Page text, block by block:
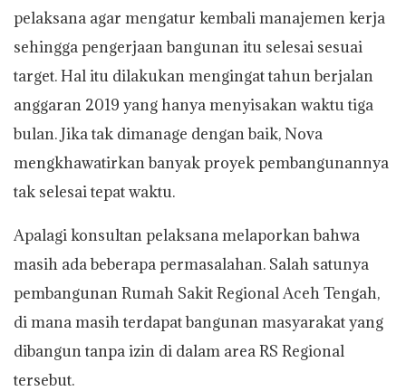
pelaksana agar mengatur kembali manajemen kerja
sehingga pengerjaan bangunan itu selesai sesuai
target. Hal itu dilakukan mengingat tahun berjalan
anggaran 2019 yang hanya menyisakan waktu tiga
bulan. Jika tak dimanage dengan baik, Nova
mengkhawatirkan banyak proyek pembangunannya
tak selesai tepat waktu.
Apalagi konsultan pelaksana melaporkan bahwa
masih ada beberapa permasalahan. Salah satunya
pembangunan Rumah Sakit Regional Aceh Tengah,
di mana masih terdapat bangunan masyarakat yang
dibangun tanpa izin di dalam area RS Regional
tersebut.